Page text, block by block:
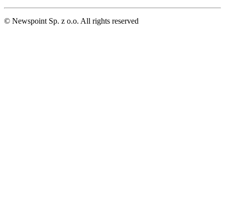
© Newspoint Sp. z o.o. All rights reserved